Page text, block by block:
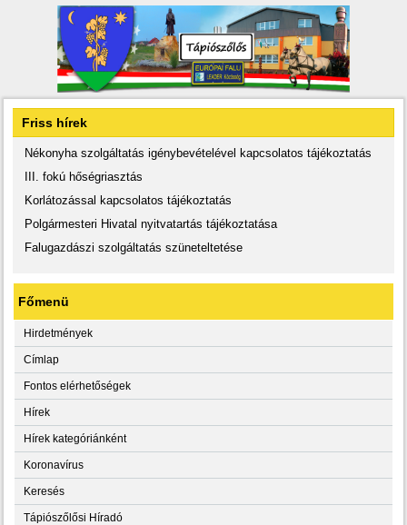
Friss hírek
Nékonyha szolgáltatás igénybevételével kapcsolatos tájékoztatás
III. fokú hőségriasztás
Korlátozással kapcsolatos tájékoztatás
Polgármesteri Hivatal nyitvatartás tájékoztatása
Falugazdászi szolgáltatás szüneteltetése
Főmenü
Hirdetmények
Címlap
Fontos elérhetőségek
Hírek
Hírek kategóriánként
Koronavírus
Keresés
Tápiószőlősi Híradó